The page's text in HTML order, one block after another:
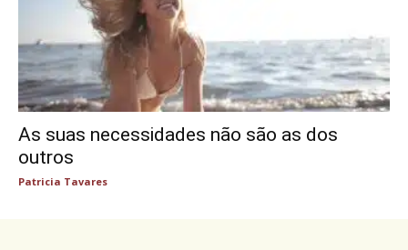
As suas necessidades não são as dos
outros
Patricia Tavares